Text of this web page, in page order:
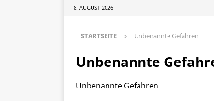
8. AUGUST 2026
STARTSEITE Unbenannte Gefahren
Unbenannte
Unbenannte Gefahren